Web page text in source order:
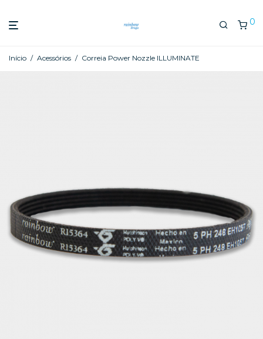
0
Início / Acessórios / Correia Power Nozzle ILLUMINATE